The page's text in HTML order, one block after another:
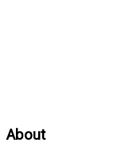
About